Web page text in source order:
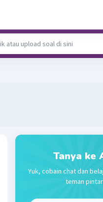
Tanya ke
Yuk, cobain chat dan
teman